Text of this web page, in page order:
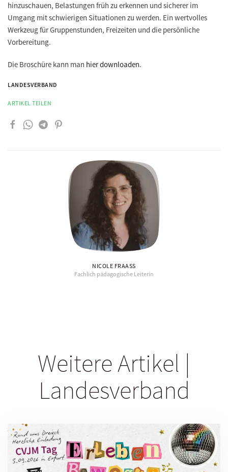
hinzuschauen, Belastungen früh zu erkennen und sicherer im
Umgang mit schwierigen Situationen zu werden. Ein wertvolles
Werkzeug für Gruppenstunden, Freizeiten und die persönliche
Vorbereitung.
Die Broschüre kann man hier downloaden.
LANDESVERBAND
ARTIKEL TEILEN
NICOLE FRAASS
Fachlich pädagogische Leiterin
Weitere Artikel |
Landesverband